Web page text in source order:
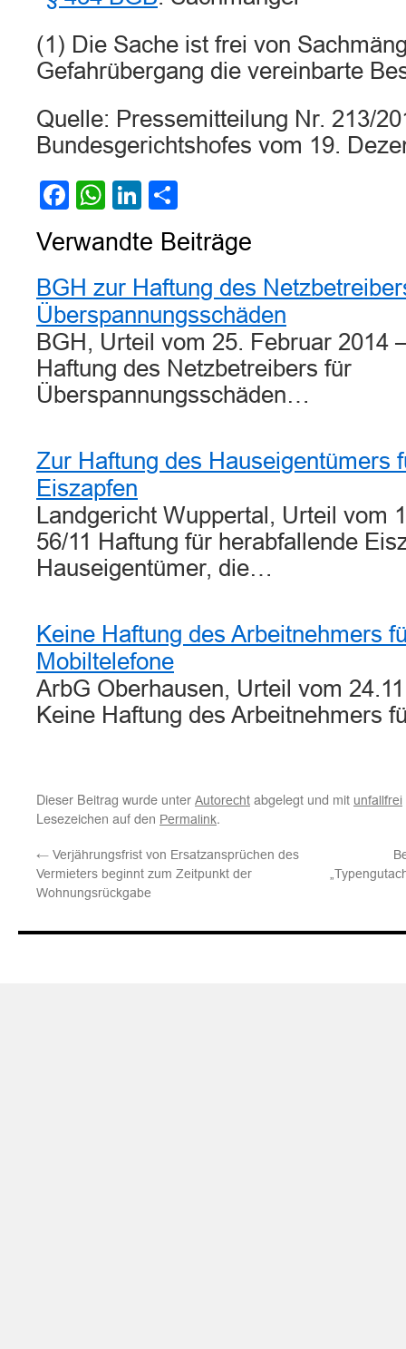
(1) Die Sache ist frei von
Gefahrübergang die vereinbarte
Quelle: Pressemitteilung Nr. 213/
Bundesgerichtshofes vom 19.
Facebook
WhatsApp
LinkedIn
Verwandte Beiträge
BGH zur Haftung des
Überspannungsschäden
BGH, Urteil vom 25. Februar 2014
Haftung des Netzbetreibers für
Überspannungsschäden…
Zur Haftung des Hauseigentümers
Eiszapfen
Landgericht Wuppertal, Urteil vom
56/11 Haftung für herabfallende
Hauseigentümer, die…
Keine Haftung des Arbeitnehmers
Mobiltelefone
ArbG Oberhausen, Urteil vom
Keine Haftung des Arbeitnehmers
Dieser Beitrag wurde unter Autorecht abgelegt und mit unfallfrei
Lesezeichen auf den Permalink.
← Verjährungsfrist von Ersatzansprüchen des
Vermieters beginnt zum Zeitpunkt der
Wohnungsrückgabe